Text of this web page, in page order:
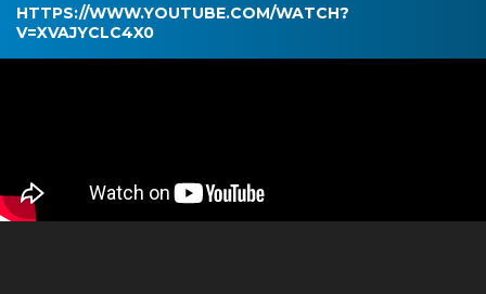
HTTPS://WWW.YOUTUBE.COM/WATCH?
V=XVAJYCLC4X0
Pemutar